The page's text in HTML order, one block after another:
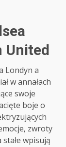
United
Londyn a
w annałach
swoje
boje o
zwroty
wpisują